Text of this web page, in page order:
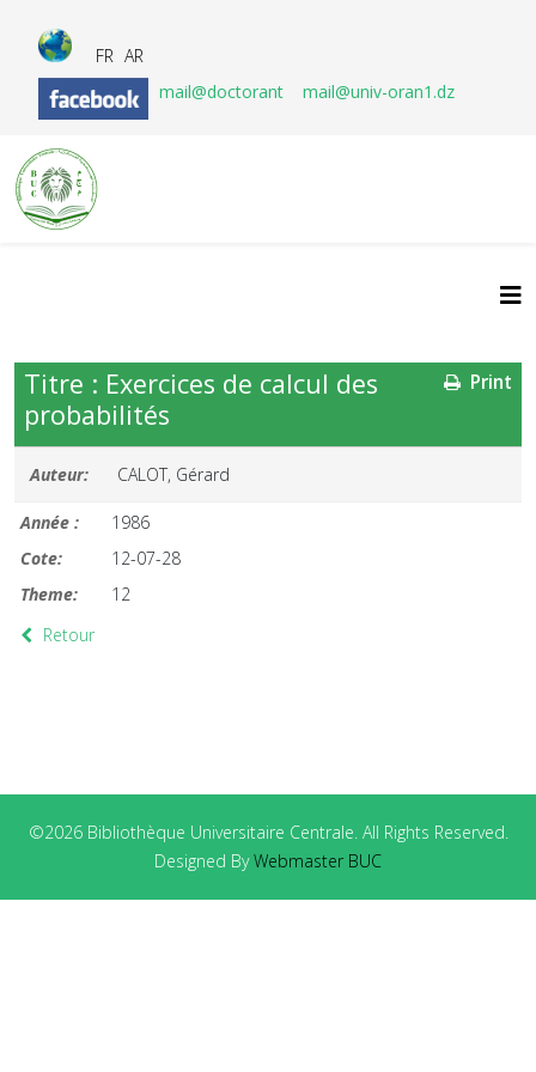
FR AR
mail@doctorant
mail@univ-oran1.dz
Print
Titre : Exercices de calcul des
probabilités
Auteur: CALOT, Gérard
Année :
1986
Cote:
12-07-28
Theme:
12
Retour
©2026 Bibliothèque Universitaire Centrale. All Rights Reserved.
Designed ByWebmaster BUC